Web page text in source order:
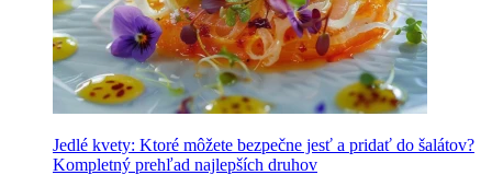
Jedlé kvety: Ktoré môžete bezpečne jesť a pridať do šalátov?
Kompletný prehľad najlepších druhov